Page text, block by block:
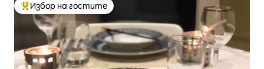
Най-популярен избор на гостите
Избор на гостите